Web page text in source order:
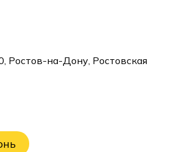
Ростов-на-Дону, Ростовская